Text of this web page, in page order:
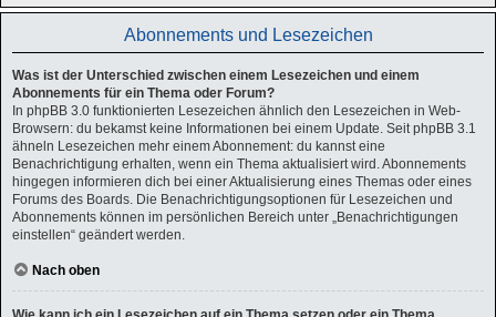
Abonnements und Lesezeichen
Was ist der Unterschied zwischen einem Lesezeichen und einem
Abonnements für ein Thema oder Forum?
In phpBB 3.0 funktionierten Lesezeichen ähnlich den Lesezeichen in Web-
Browsern: du bekamst keine Informationen bei einem Update. Seit phpBB 3.1
ähneln Lesezeichen mehr einem Abonnement: du kannst eine
Benachrichtigung erhalten, wenn ein Thema aktualisiert wird. Abonnements
hingegen informieren dich bei einer Aktualisierung eines Themas oder eines
Forums des Boards. Die Benachrichtigungsoptionen für Lesezeichen und
Abonnements können im persönlichen Bereich unter „Benachrichtigungen
einstellen“ geändert werden.
Nach oben